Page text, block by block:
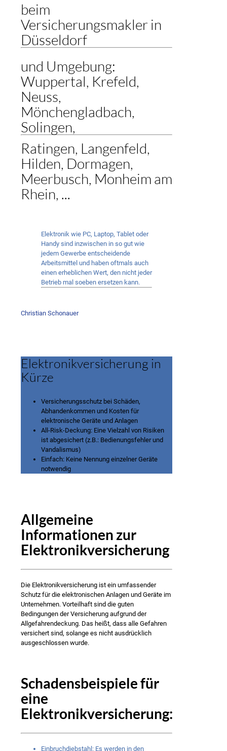
beim
Versicherungsmakler in
Düsseldorf
und Umgebung:
Wuppertal, Krefeld,
Neuss,
Mönchengladbach,
Solingen,
Ratingen, Langenfeld,
Hilden, Dormagen,
Meerbusch, Monheim am
Rhein, ...
Elektronik wie PC, Laptop, Tablet oder
Handy sind inzwischen in so gut wie
jedem Gewerbe entscheidende
Arbeitsmittel und haben oftmals auch
einen erheblichen Wert, den nicht jeder
Betrieb mal soeben ersetzen kann.
Christian Schonauer
Elektronikversicherung in
Kürze
Versicherungsschutz bei Schäden,
Abhandenkommen und Kosten für
elektronische Geräte und Anlagen
All-Risk-Deckung: Eine Vielzahl von Risiken
ist abgesichert (z.B.: Bedienungsfehler und
Vandalismus)
Einfach: Keine Nennung einzelner Geräte
notwendig
Allgemeine
Informationen zur
Elektronikversicherung
Die Elektronikversicherung ist ein umfassender
Schutz für die elektronischen Anlagen und Geräte im
Unternehmen. Vorteilhaft sind die guten
Bedingungen der Versicherung aufgrund der
Allgefahrendeckung. Das heißt, dass alle Gefahren
versichert sind, solange es nicht ausdrücklich
ausgeschlossen wurde.
Schadensbeispiele für
eine
Elektronikversicherung:
Einbruchdiebstahl: Es werden in den